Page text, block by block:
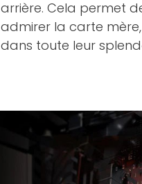
arrière. Cela permet
admirer la carte
dans toute leur